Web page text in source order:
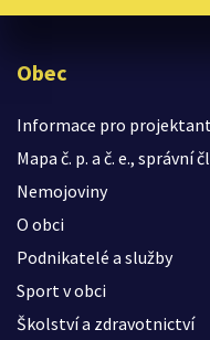
Obec
Informace pro
Mapa č. p. a č. e., správní
Nemojoviny
O obci
Podnikatelé a služby
Sport v obci
Školství a zdravotnictví